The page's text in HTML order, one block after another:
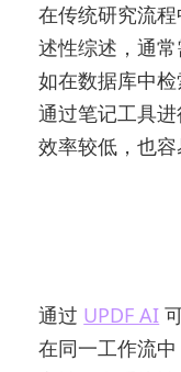
在传统研究流
述性综述，通
如在数据库中
通过笔记工具
效率较低，也容
通过 UPDF AI
在同一工作流